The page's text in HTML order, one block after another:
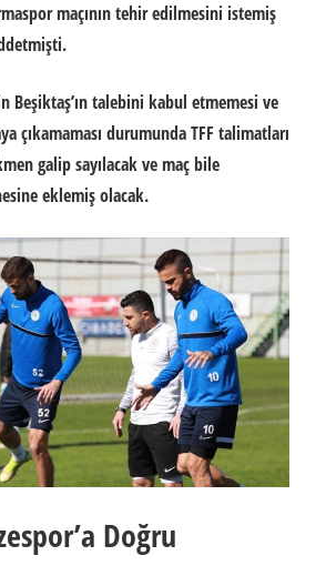
maçının tehir edilmesini istemiş
Beşiktaş’ın talebini kabul etmemesi ve
çıkamaması durumunda TFF talimatları
galip sayılacak ve maç bile
eklemiş olacak.
Doğru